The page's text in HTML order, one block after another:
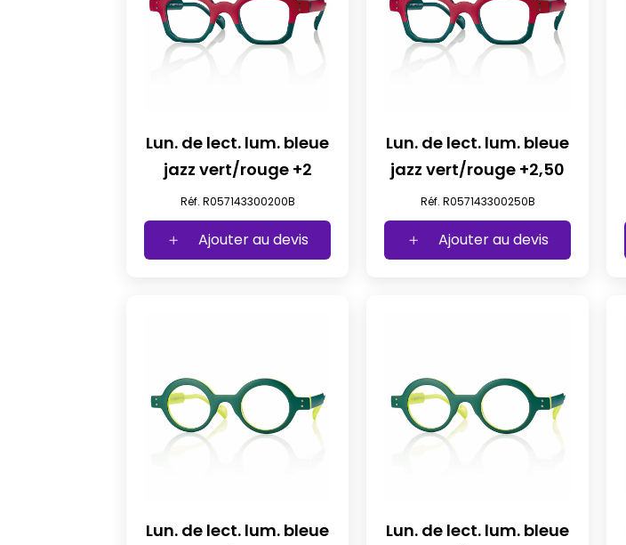
Lun. de lect. lum. bleue
jazz vert/rouge +2
Réf. R057143300200B
Ajouter au devis
Lun. de lect. lum. bleue
jazz vert/rouge +2,50
Réf. R057143300250B
Ajouter au devis
Lun. de lect. lum. bleue
Lun. de lect. lum. bleue